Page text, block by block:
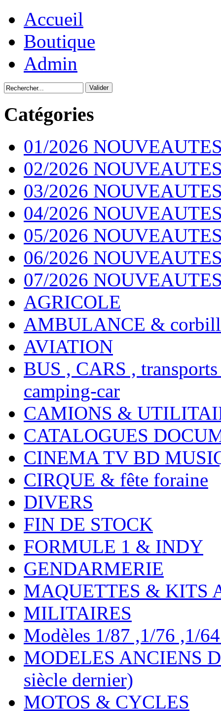
Accueil
Boutique
Admin
Catégories
01/2026
02/2026
03/2026
04/2026
05/2026
06/2026
07/2026
AGRICOLE
AMBULANCE &
AVIATION
BUS , CARS ,
camping-car
CAMIONS &
CATALOGUES
CINEMA TV BD
CIRQUE & fête foraine
DIVERS
FIN DE STOCK
FORMULE 1 & INDY
GENDARMERIE
MAQUETTES & KITS
MILITAIRES
Modèles 1/87 ,1/76 ,1/
MODELES ANCIENS
siècle dernier)
MOTOS & CYCLES